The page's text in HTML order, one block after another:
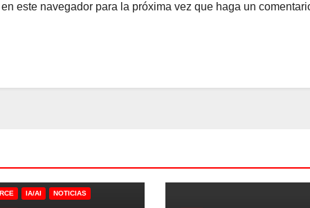
este navegador para la próxima vez que haga un
IA/AI NOTICIAS